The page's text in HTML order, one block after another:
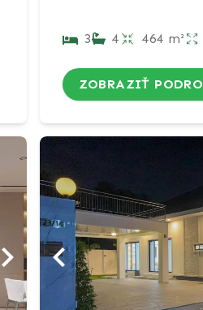
3 4 464 m²
ZOBRAZIŤ